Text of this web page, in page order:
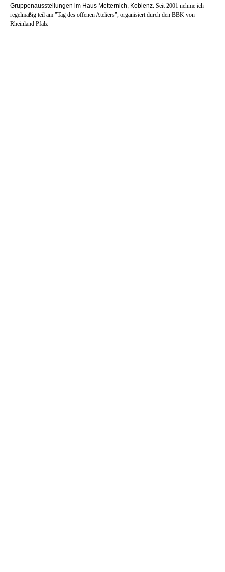
Gruppenausstellungen im Haus Metternich, Koblenz. Seit 2001 nehme ich
regelmäßig teil am "Tag des offenen Ateliers", organisiert durch den BBK von
Rheinland Pfalz